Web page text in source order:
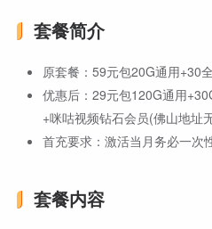
套餐简介
原套餐：59元包20G通用+30
优惠后：29元包120G通用
+咪咕视频钻石会员(佛山地址
首充要求：激活当月务必一次
套餐内容